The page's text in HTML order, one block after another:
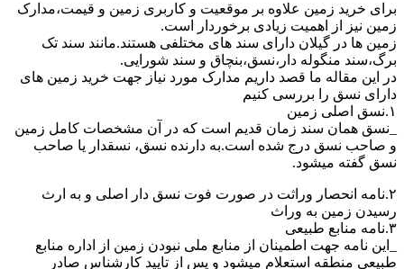
برای خرید زمین علاوه بر موقعیت و کاربری زمین و قیمت،مدارک
زمین نیز از اهمیت زیادی برخوردار است.
زمین ها در گیلان دارای سند های مختلفی هستند.مانند سند تک
برگ،سند منگوله دار،نسق،بنچاق و سند شورایی.
در این مقاله ما قصد داریم مدارک مورد نیاز جهت خرید زمین های
دارای نسق را بررسی کنیم
۱.نسق اصلی زمین
_نسق همان سند زمان قدیم است که در آن مشخصات کامل زمین
و صاحب نسق درج شده است.به دارنده نسق، نسقدار یا صاحب
نسق گفته میشود.
۲.نامه انحصار وراثت در صورت فوت نسق دار اصلی و به ارث
رسیدن زمین به وراث
۳.نامه منابع طبیعی
_این نامه جهت اطمینان از منابع ملی نبودن زمین از اداره منابع
طبیعی منطقه استعلام میشود و پس از تایید کارشناس صادر